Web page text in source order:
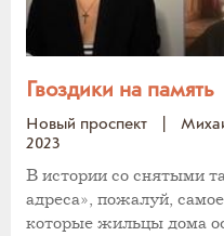
Гвоздики на память
Новый проспект
2023
В истории со снятыми
адреса», пожалуй,
которые жильцы дома